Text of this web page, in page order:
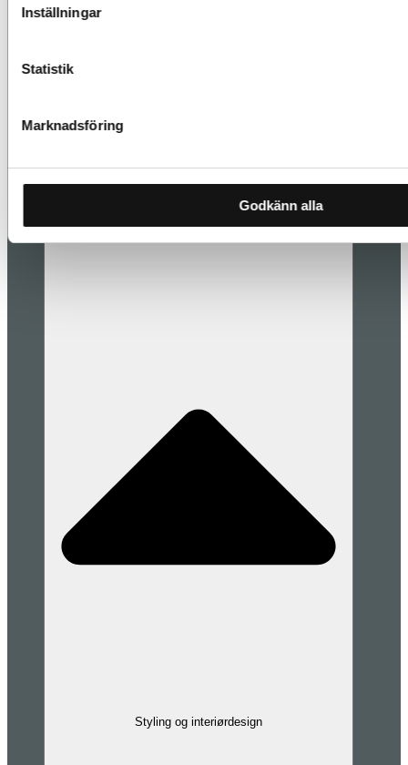
Inställningar
Statistik
Marknadsföring
Godkänn alla
Styling og interiørdesign
Styling og interiørdesign